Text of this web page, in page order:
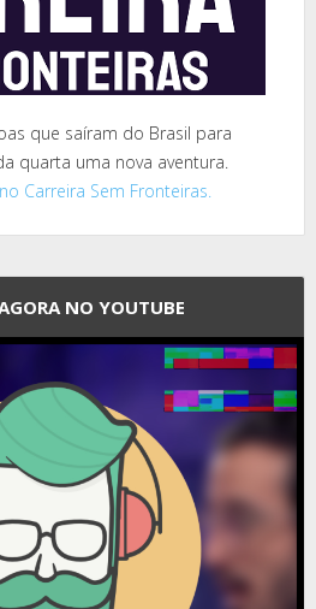
que saíram do Brasil para
quarta uma nova aventura.
Carreira Sem Fronteiras.
NO YOUTUBE